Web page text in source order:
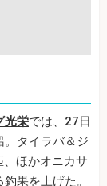
光栄では、27日
。タイラバ＆ジ
ほかオニカサ
果を上げた。